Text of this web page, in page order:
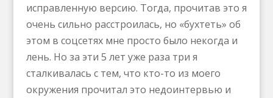
исправленную версию. Тогда, прочитав это я
очень сильно расстроилась, но «бухтеть» об
этом в соцсетях мне просто было некогда и
лень. Но за эти 5 лет уже раза три я
сталкивалась с тем, что кто-то из моего
окружения прочитал это недоинтервью и